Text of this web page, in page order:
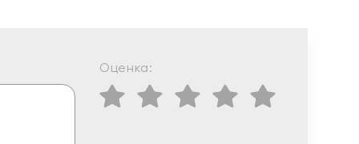
Оценка: